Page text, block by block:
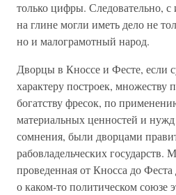
только цифры. Следовательно,
на глине могли иметь дело не
но и малограмотный народ.
Дворцы в Кноссе и Фесте, если
характеру построек, множеству
богатству фресок, по
материальных ценностей и нужд
сомнения, были дворцами
рабовладельческих
проведенная от Кносса до Феста
о каком-то политическом союзе